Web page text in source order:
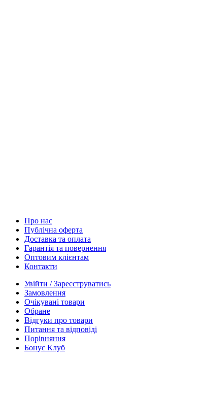
Про нас
Публічна оферта
Доставка та оплата
Гарантія та повернення
Оптовим клієнтам
Контакти
Увійти / Зареєструватись
Замовлення
Очікувані товари
Обране
Відгуки про товари
Питання та відповіді
Порівняння
Бонус Клуб